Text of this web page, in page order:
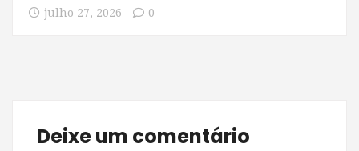
julho 27, 2026 0
Deixe um comentário